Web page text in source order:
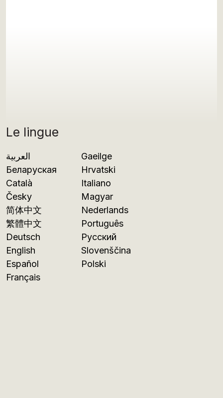
Le lingue
العربية
Беларуская
Català
Česky
简体中文
繁體中文
Deutsch
English
Español
Français
Gaeilge
Hrvatski
Italiano
Magyar
Nederlands
Português
Русский
Slovenščina
Polski